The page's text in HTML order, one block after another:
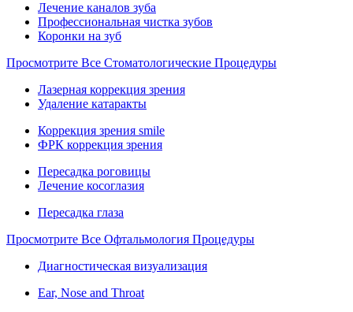
Лечение каналов зуба
Профессиональная чистка зубов
Коронки на зуб
Просмотрите Все Стоматологические Процедуры
Лазерная коррекция зрения
Удаление катаракты
Коррекция зрения smile
ФРК коррекция зрения
Пересадка роговицы
Лечение косоглазия
Пересадка глаза
Просмотрите Все Офтальмология Процедуры
Диагностическая визуализация
Ear, Nose and Throat